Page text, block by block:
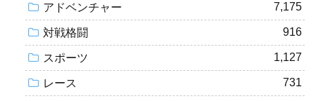
アドベンチャー 7,175
対戦格闘 916
スポーツ 1,127
レース 731